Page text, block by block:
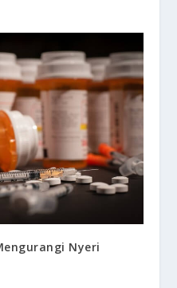
Nyeri